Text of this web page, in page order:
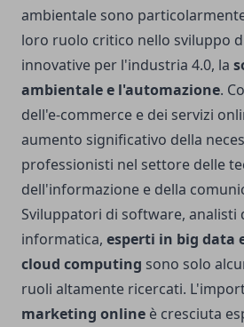
ambientale sono
loro ruolo critico nello sviluppo
innovative per l'industria 4.0, la
ambientale e l'automazione.
dell'e-commerce e dei servizi
aumento significativo della
professionisti nel settore delle
dell'informazione e della
Sviluppatori di software, analisti
informatica, esperti in big data
cloud computing sono solo
ruoli altamente ricercati.
marketing online è cresciuta